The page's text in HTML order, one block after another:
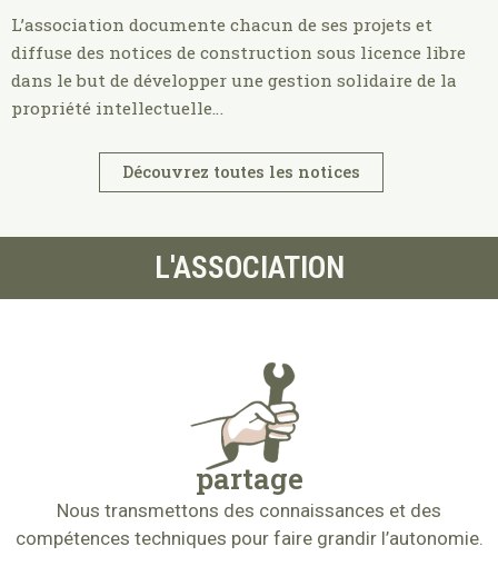
L’association documente chacun de ses projets et
diffuse des notices de construction sous licence libre
dans le but de développer une gestion solidaire de la
propriété intellectuelle…
Découvrez toutes les notices
L'ASSOCIATION
partage
Nous transmettons des connaissances et des
compétences techniques pour faire grandir l’autonomie.